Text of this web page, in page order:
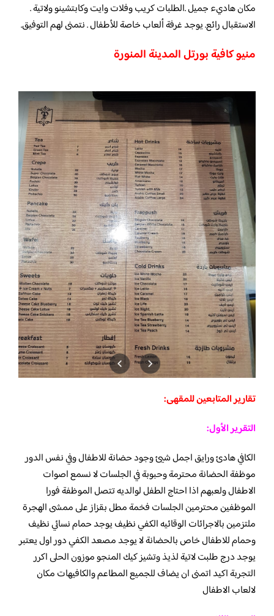
مكان هاديء جميل .الطلبات كريب وفلات وايت وكابتشينو ولاتية .
الاستقبال رائع. يوجد غرفة ألعاب خاصة للأطفال . نتمنى لهم التوفيق.
منيو كافية بورتل المدينة المنورة
تقارير المتابعين للمقهى:
التقرير الأول:
الكافي هادئ ورايق اجمل شيئ وجود حضانة للاطفال وفي نفس الدور
موظفة الحضانة محترمة وحبوبة في الجلسات لا نسمع اصوات
الاطفال ولعبهم اذا احتاج الطفل لوالديه تتصل الموظفة فورا
الموظفين محترمين الجلسات فخمة مطل بقزاز على ممشى الهجرة
ملتزمين بالاجرائات الوقائيه الكفي نظيف يوجد حمام نسائي نظيف
وحمام للاطفال خاص بالحضانة لا يوجد مصعد الكفي دور اول يعتبر
يوجد درج طلبت لاتية لذيذ وتشيز كيك المنجو موزون الحلى اكرر
التجربة اكيد اتمنى ان يضاف للجميع المطاعم والكافيهات مكان
لالعاب الاطفال